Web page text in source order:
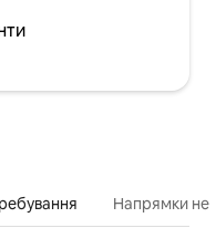
Напрямки